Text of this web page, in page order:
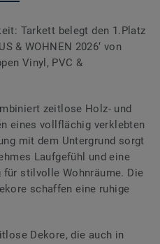
Tarkett belegt den 1.Platz
& WOHNEN 2026‘ von
Vinyl, PVC &
zeitlose Holz- und
eines vollflächig verklebten
mit dem Untergrund sorgt
Laufgefühl und eine
für stilvolle Wohnräume. Die
schaffen eine ruhige
Dekore, die auch in